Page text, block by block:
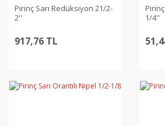
Pirinç Sarı Redüksiyon 21/2-
2''
917,76 TL
1/4''